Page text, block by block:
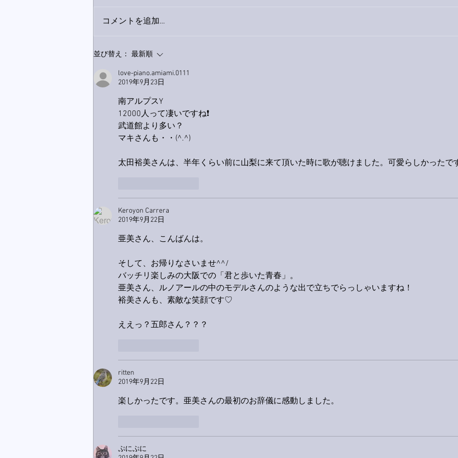
9月23日「amiism」リリー
コメントを追加…
並び替え： 最新順
love-piano.amiami.0111
2019年9月23日
南アルプスY
12000人って凄いですね❗
武道館より多い？
マキさんも・・(^.^)
太田裕美さんは、半年くらい前に山梨に来て頂いた時に歌が聴けました。可愛らしかったで
Keroyon Carrera
2019年9月22日
亜美さん、こんばんは。
そして、お帰りなさいませ^^/
バッチリ楽しみの大阪での「君と歩いた青春」。
亜美さん、ルノアールの中のモデルさんのような出で立ちでらっしゃいますね！
裕美さんも、素敵な笑顔です♡
ええっ？五郎さん？？？
ritten
2019年9月22日
楽しかったです。亜美さんの最初のお辞儀に感動しました。
ぷにぷに